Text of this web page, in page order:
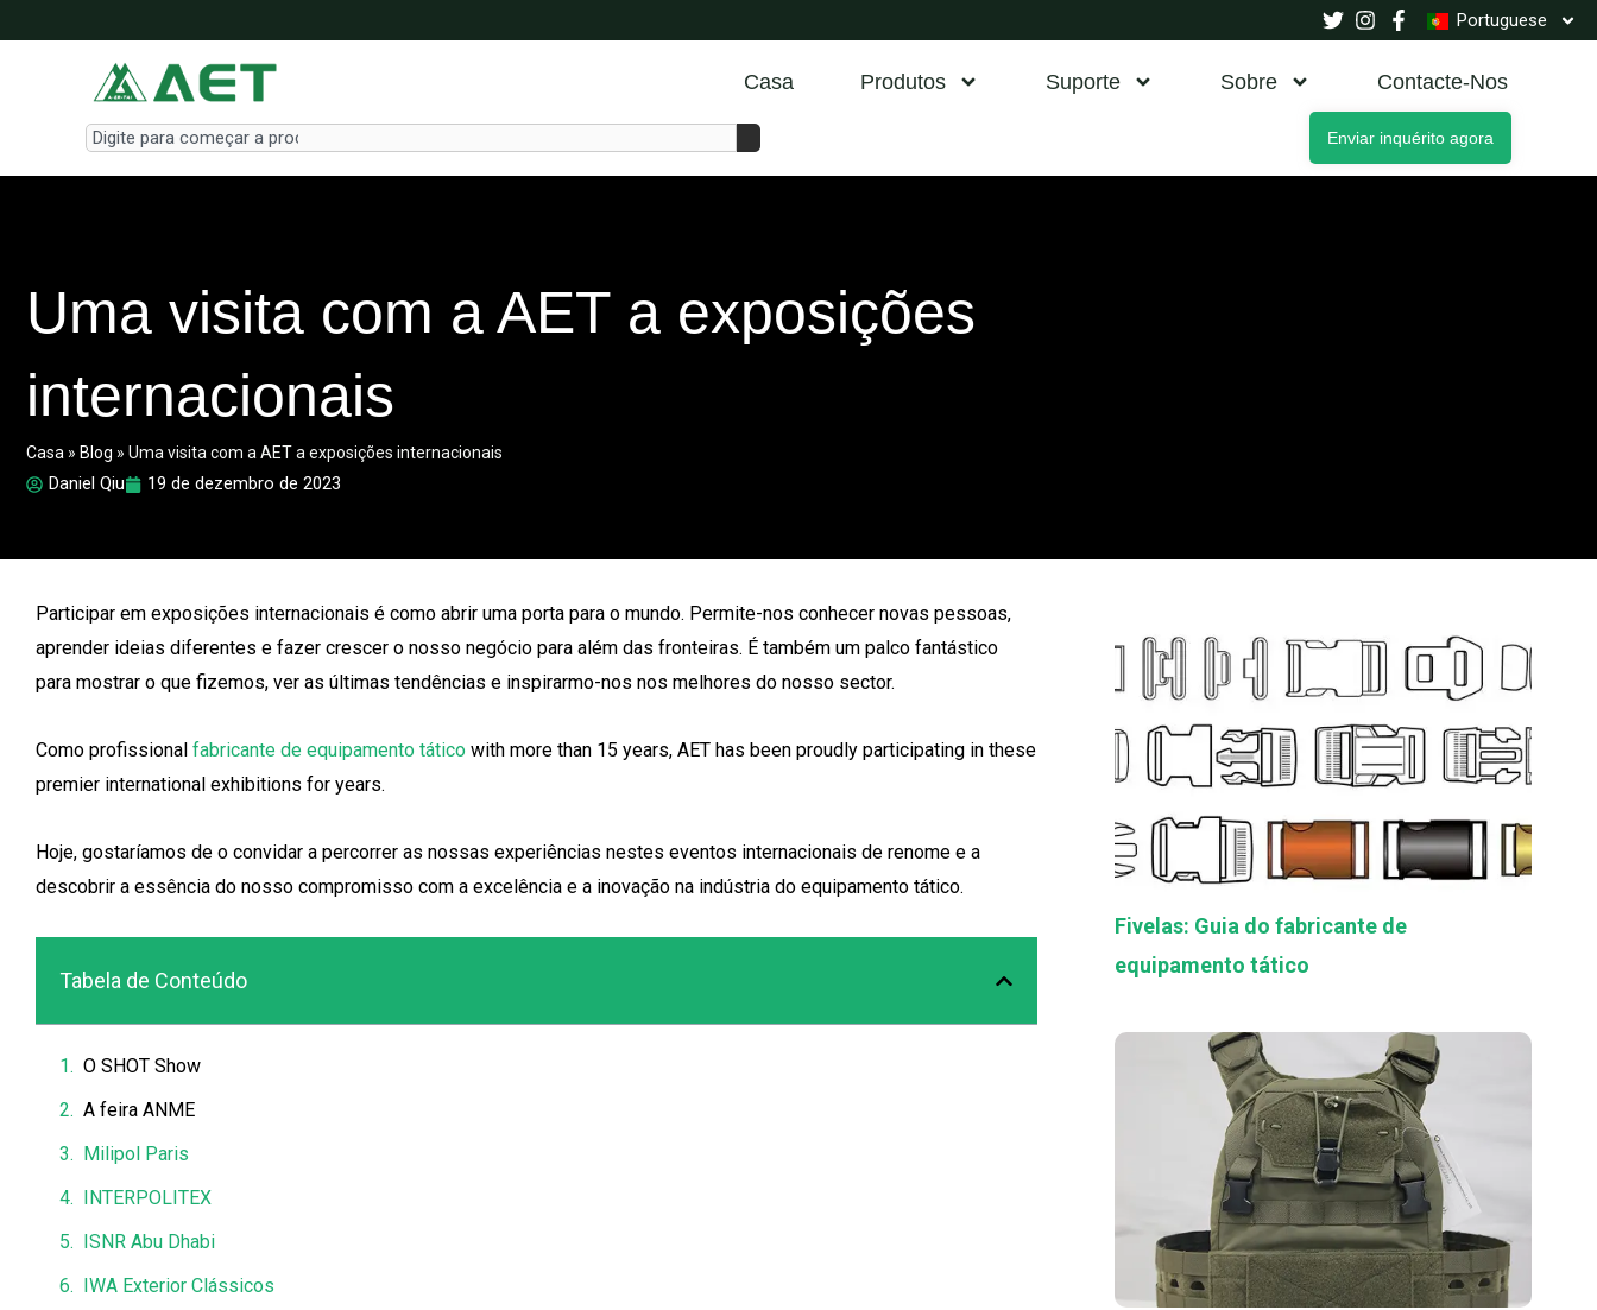
to
Portuguese
Casa Produtos Suporte Sobre Contacte-Nos
Search Enviar inquérito agora
Uma visita com a AET a exposições
internacionais
Casa » Blog » Uma visita com a AET a exposições internacionais
Daniel Qiu 19 de dezembro de 2023
Participar em exposições internacionais é como abrir uma porta para o mundo. Permite-nos conhecer novas pessoas,
aprender ideias diferentes e fazer crescer o nosso negócio para além das fronteiras. É também um palco fantástico
para mostrar o que fizemos, ver as últimas tendências e inspirarmo-nos nos melhores do nosso sector.
Como profissional fabricante de equipamento tático with more than 15 years, AET has been proudly participating in these
premier international exhibitions for years.
Hoje, gostaríamos de o convidar a percorrer as nossas experiências nestes eventos internacionais de renome e a
descobrir a essência do nosso compromisso com a excelência e a inovação na indústria do equipamento tático.
Tabela de Conteúdo
O SHOT Show
A feira ANME
Milipol Paris
INTERPOLITEX
ISNR Abu Dhabi
IWA Exterior Clássicos
Fivelas: Guia do fabricante de
equipamento tático